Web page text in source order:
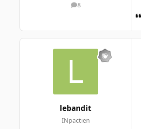
8
messages
lebandit
INpactien